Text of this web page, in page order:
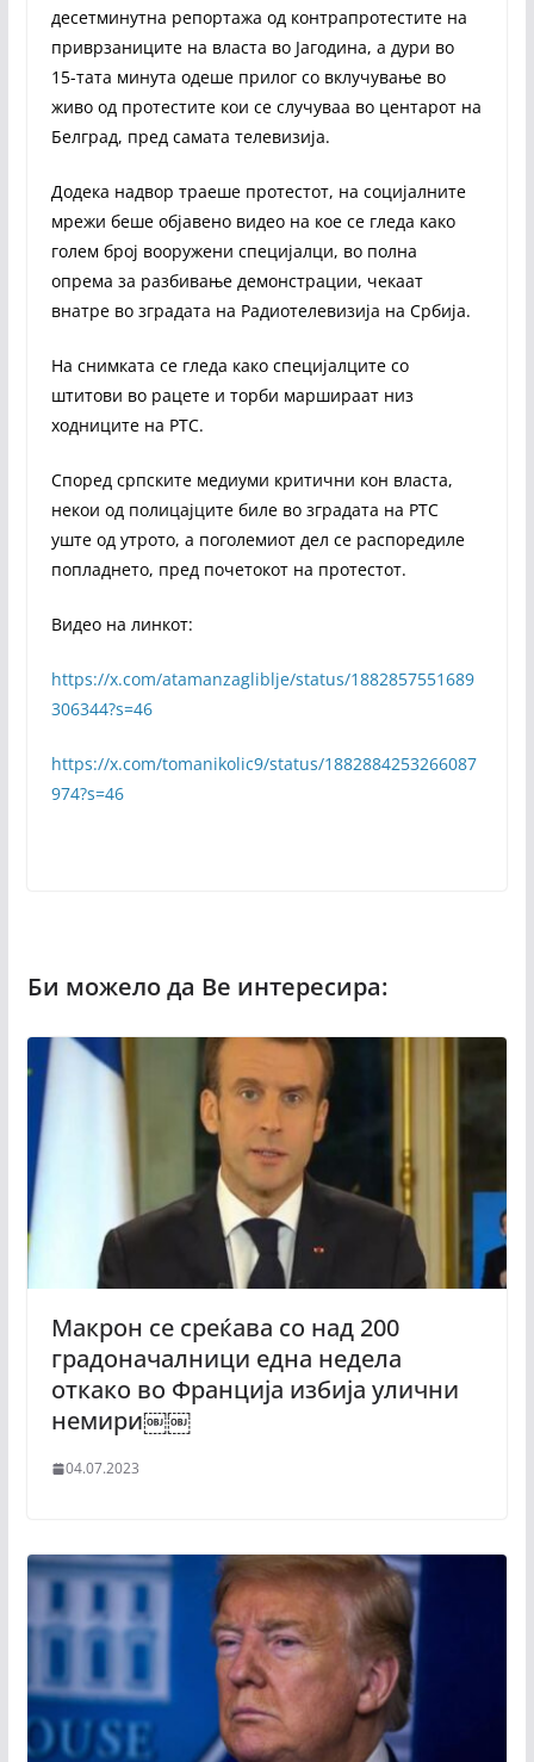
десетминутна репортажа од контрапротестите на
приврзаниците на власта во Јагодина, а дури во
15-тата минута одеше прилог со вклучување во
живо од протестите кои се случуваа во центарот на
Белград, пред самата телевизија.
Додека надвор траеше протестот, на социјалните
мрежи беше објавено видео на кое се гледа како
голем број вооружени специјалци, во полна
опрема за разбивање демонстрации, чекаат
внатре во зградата на Радиотелевизија на Србија.
На снимката се гледа како специјалците со
штитови во рацете и торби маршираат низ
ходниците на РТС.
Според српските медиуми критични кон власта,
некои од полицајците биле во зградата на РТС
уште од утрото, а поголемиот дел се распоредиле
попладнето, пред почетокот на протестот.
Видео на линкот:
https://x.com/atamanzagliblje/status/1882857551689
306344?s=46
https://x.com/tomanikolic9/status/1882884253266087
974?s=46
Макрон се среќава со над 200
градоначалници една недела
откако во Франција избија улични
немири￼￼
04.07.2023